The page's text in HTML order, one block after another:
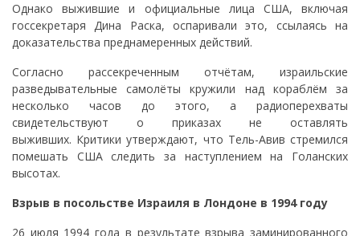
Однако выжившие и официальные лица США, включая
госсекретаря Дина Раска, оспаривали это, ссылаясь на
доказательства преднамеренных действий.
Согласно рассекреченным отчётам, израильские
разведывательные самолёты кружили над кораблём за
несколько часов до этого, а радиоперехваты
свидетельствуют о приказах не оставлять
выживших. Критики утверждают, что Тель-Авив стремился
помешать США следить за наступлением на Голанских
высотах.
Взрыв в посольстве Израиля в Лондоне в 1994 году
26 июля 1994 года в результате взрыва заминированного